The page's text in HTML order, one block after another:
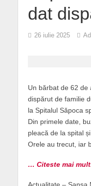
dat
26 iulie 2025
Un bărbat de 62 de
dispărut de familie
la Spitalul Săpoca
Din primele date,
pleacă de la spital
Orele au trecut, iar
… Citeste mai